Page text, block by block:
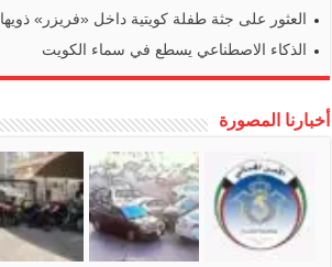
العثور على جثة طفلة كويتية داخل «فريزر» ذويها
الذكاء الاصطناعي يسطع في سماء الكويت
أخبارنا المصورة